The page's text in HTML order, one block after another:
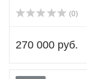
(0)
270 000 руб.